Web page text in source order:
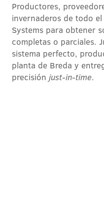
Productores,
invernaderos de todo
Systems para obtener
completas o parciales.
sistema perfecto,
planta de Breda y
precisión just-in-time.